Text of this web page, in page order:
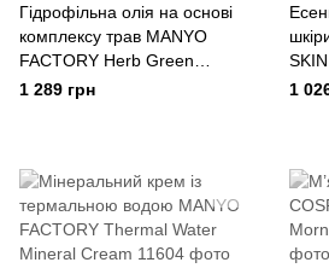
Гідрофільна олія на основі
комплексу трав MANYO
FACTORY Herb Green
Cleansing Oil
1 289 грн
B6
1